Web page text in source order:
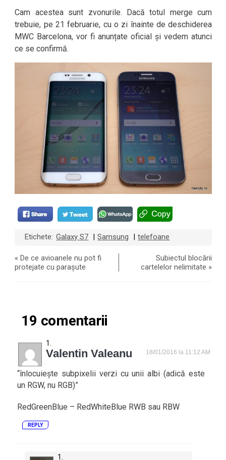
Cam acestea sunt zvonurile. Dacă totul merge cum
trebuie, pe 21 februarie, cu o zi înainte de deschiderea
MWC Barcelona, vor fi anunțate oficial și vedem atunci
ce se confirmă.
Etichete: Galaxy S7 | Samsung | telefoane
«De ce avioanele nu pot fi
protejate cu parașute
Subiectul blocării
cartelelor nelimitate »
19 comentarii
Valentin Valeanu 18/01/2016 la 11:12 AM
“înlocuiește subpixelii verzi cu unii albi (adică este
un RGW, nu RGB)”
RedGreenBlue – RedWhiteBlue RWB sau RBW
REPLY